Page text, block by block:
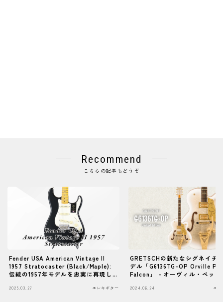
Recommend
こちらの記事もどうぞ
Fender USA American Vintage II
1957 Stratocaster (Black/Maple):
伝統の1957年モデルを忠実に再現し
2025.03.27 エレキギター
GRETSCHの新たなシグネイチ
デル「G6136TG-OP Orville
Falcon」 - オーヴィル・ペック
2024.06.24 エ